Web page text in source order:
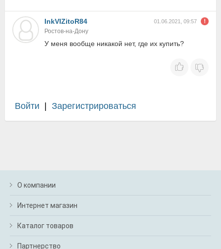
InkVIZitoR84 01.06.2021, 09:57
Ростов-на-Дону
У меня вообще никакой нет, где их купить?
Войти Зарегистрироваться
О компании
Интернет магазин
Каталог товаров
Партнерство